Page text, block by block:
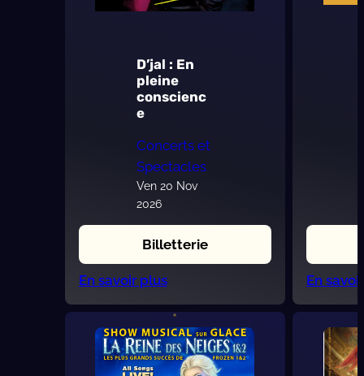
D’jal : En
pleine
conscienc
e
Concerts et
Spectacles
Ven 20 Nov
2026
Billetterie
En savoir plus:
D’jal
En
pleine
En